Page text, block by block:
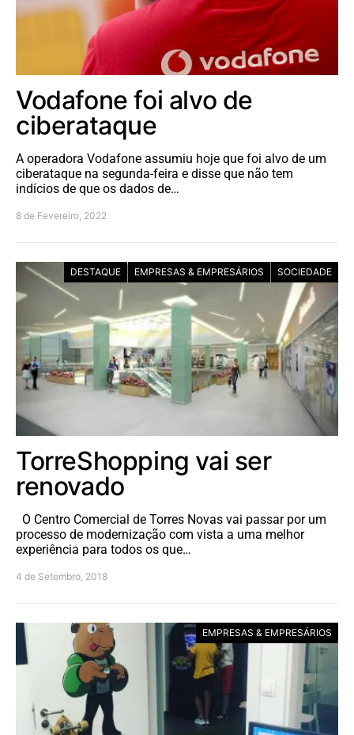
Vodafone foi alvo de
ciberataque
A operadora Vodafone assumiu hoje que foi alvo de um
ciberataque na segunda-feira e disse que não tem
indícios de que os dados de…
8 de Fevereiro, 2022
DESTAQUE EMPRESAS & EMPRESÁRIOS SOCIEDADE
TorreShopping vai ser
renovado
O Centro Comercial de Torres Novas vai passar por um
processo de modernização com vista a uma melhor
experiência para todos os que…
4 de Setembro, 2018
EMPRESAS & EMPRESÁRIOS